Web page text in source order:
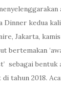
Dinner kedua
Jakarta,
bertemakan
sebagai bentuk
di tahun 2018.